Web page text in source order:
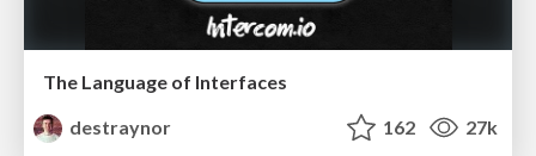
The Language of Interfaces
destraynor
162 27k